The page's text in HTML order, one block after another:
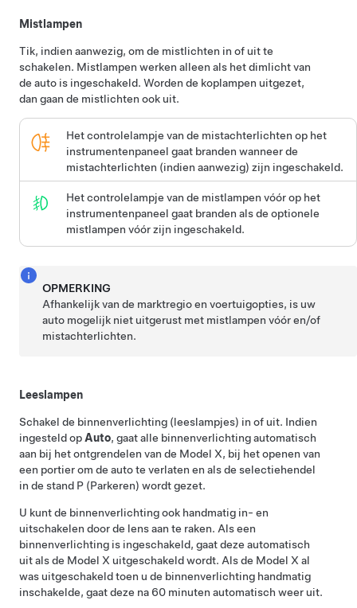
Mistlampen
Tik, indien aanwezig, om de mistlichten in of uit te
schakelen. Mistlampen werken alleen als het dimlicht van
de auto is ingeschakeld. Worden de koplampen uitgezet,
dan gaan de mistlichten ook uit.
Het controlelampje van de mistachterlichten op het
instrumentenpaneel gaat branden wanneer de
mistachterlichten (indien aanwezig) zijn ingeschakeld.
Het controlelampje van de mistlampen vóór op het
instrumentenpaneel gaat branden als de optionele
mistlampen vóór zijn ingeschakeld.
OPMERKING
Afhankelijk van de marktregio en voertuigopties, is uw
auto mogelijk niet uitgerust met mistlampen vóór en/of
mistachterlichten.
Leeslampen
Schakel de binnenverlichting (leeslampjes) in of uit. Indien
ingesteld op Auto, gaat alle binnenverlichting automatisch
aan bij het ontgrendelen van de Model X, bij het openen van
een portier om de auto te verlaten en als de selectiehendel
in de stand P (Parkeren) wordt gezet.
U kunt de binnenverlichting ook handmatig in- en
uitschakelen door de lens aan te raken. Als een
binnenverlichting is ingeschakeld, gaat deze automatisch
uit als de Model X uitgeschakeld wordt. Als de Model X al
was uitgeschakeld toen u de binnenverlichting handmatig
inschakelde, gaat deze na 60 minuten automatisch weer uit.